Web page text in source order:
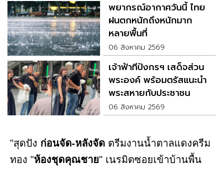
พยากรณ์อากาศวันนี้ ไทย
ฝนตกหนักถึงหนักมาก
หลายพื้นที่
06 สิงหาคม 2569
เจ้าฟ้าทีปังกรฯ เสด็จส่วน
พระองค์ พร้อมตรัสแนะนำ
พระสหายกับประชาชน
06 สิงหาคม 2569
"สุดปัง ก่อนจัด-หลังจัด ตรีมงานน้ำตาลแดงครีม
ทอง "ห้องชุดคุณชาย" เนรมิตซอยเข้าบ้านพื้น